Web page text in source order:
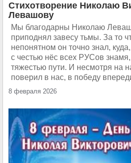
Стихотворение Николаю
Левашову
Мы благодарны Николаю
приподнял завесу тьмы. За то
непонятном он точно знал,
с честью нёс всех РУСов
тяжестью пути. И несмотря на
поверил в нас, в победу
8 февраля 2026